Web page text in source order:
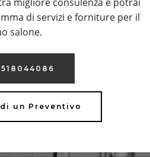
di servizi e forniture per il
salone.
un Preventivo